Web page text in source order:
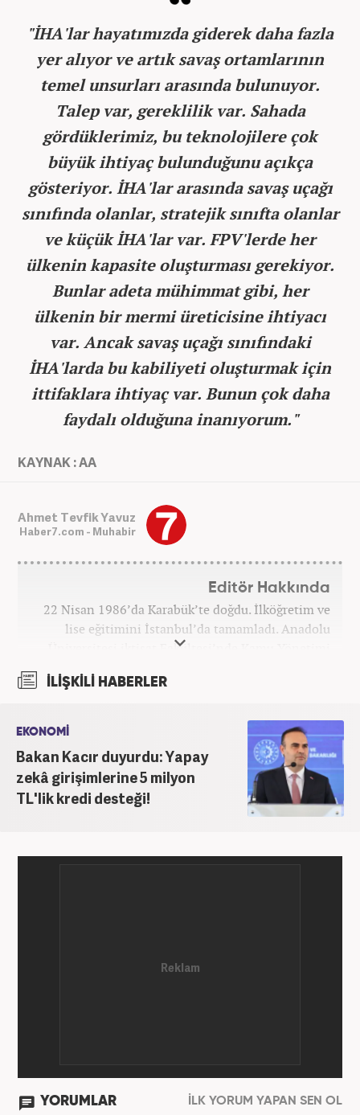
"İHA'lar hayatımızda giderek daha fazla
yer alıyor ve artık savaş ortamlarının
temel unsurları arasında bulunuyor.
Talep var, gereklilik var. Sahada
gördüklerimiz, bu teknolojilere çok
büyük ihtiyaç bulunduğunu açıkça
gösteriyor. İHA'lar arasında savaş uçağı
sınıfında olanlar, stratejik sınıfta olanlar
ve küçük İHA'lar var. FPV'lerde her
ülkenin kapasite oluşturması gerekiyor.
Bunlar adeta mühimmat gibi, her
ülkenin bir mermi üreticisine ihtiyacı
var. Ancak savaş uçağı sınıfındaki
İHA'larda bu kabiliyeti oluşturmak için
ittifaklara ihtiyaç var. Bunun çok daha
faydalı olduğuna inanıyorum."
KAYNAK : AA
Ahmet Tevfik Yavuz
Haber7.com - Muhabir
Editör Hakkında
22 Nisan 1986’da Karabük’te doğdu. İlköğretim ve
lise eğitimini İstanbul’da tamamladı. Anadolu
Üniversitesi iktisat Fakültesi’nde Kamu Yönetimi
Çalışma hayatına Haber7.com bünyesindeki
İLİŞKİLİ HABERLER
EKONOMİ
Bakan Kacır duyurdu: Yapay
zekâ girişimlerine 5 milyon
TL'lik kredi desteği!
YORUMLAR İLK YORUM YAPAN SEN OL